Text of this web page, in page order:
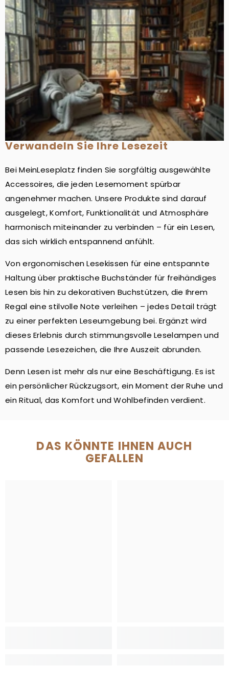
Verwandeln Sie Ihre Lesezeit
Bei MeinLeseplatz finden Sie sorgfältig ausgewählte
Accessoires, die jeden Lesemoment spürbar
angenehmer machen. Unsere Produkte sind darauf
ausgelegt, Komfort, Funktionalität und Atmosphäre
harmonisch miteinander zu verbinden – für ein Lesen,
das sich wirklich entspannend anfühlt.
Von ergonomischen Lesekissen für eine entspannte
Haltung über praktische Buchständer für freihändiges
Lesen bis hin zu dekorativen Buchstützen, die Ihrem
Regal eine stilvolle Note verleihen – jedes Detail trägt
zu einer perfekten Leseumgebung bei. Ergänzt wird
dieses Erlebnis durch stimmungsvolle Leselampen und
passende Lesezeichen, die Ihre Auszeit abrunden.
Denn Lesen ist mehr als nur eine Beschäftigung. Es ist
ein persönlicher Rückzugsort, ein Moment der Ruhe und
ein Ritual, das Komfort und Wohlbefinden verdient.
DAS KÖNNTE IHNEN AUCH
GEFALLEN